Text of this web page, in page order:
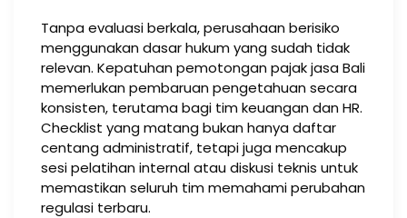
Tanpa evaluasi berkala, perusahaan berisiko
menggunakan dasar hukum yang sudah tidak
relevan. Kepatuhan pemotongan pajak jasa Bali
memerlukan pembaruan pengetahuan secara
konsisten, terutama bagi tim keuangan dan HR.
Checklist yang matang bukan hanya daftar
centang administratif, tetapi juga mencakup
sesi pelatihan internal atau diskusi teknis untuk
memastikan seluruh tim memahami perubahan
regulasi terbaru.